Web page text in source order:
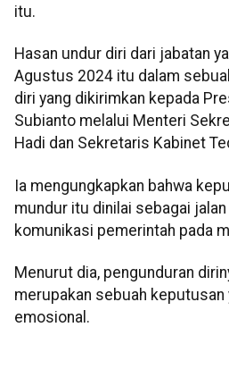
itu.
Hasan undur diri dari jabatan
Agustus 2024 itu dalam
diri yang dikirimkan kepada
Subianto melalui Menteri
Hadi dan Sekretaris Kabinet
Ia mengungkapkan bahwa
mundur itu dinilai sebagai
komunikasi pemerintah pada
Menurut dia, pengunduran
merupakan sebuah keputusan
emosional.